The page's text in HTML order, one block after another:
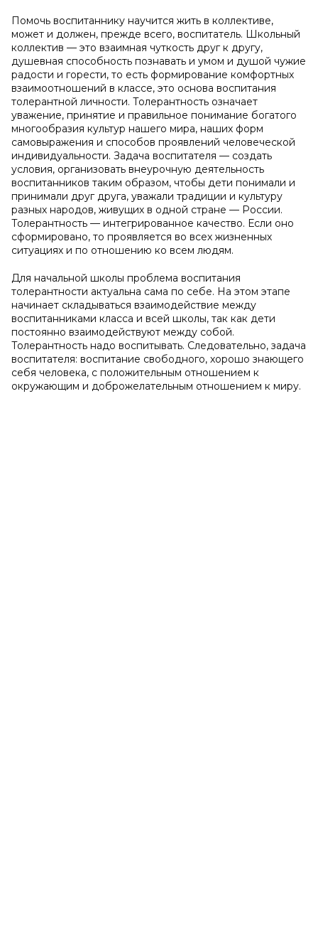
Помочь воспитаннику научится жить в коллективе,
может и должен, прежде всего, воспитатель. Школьный
коллектив — это взаимная чуткость друг к другу,
душевная способность познавать и умом и душой чужие
радости и горести, то есть формирование комфортных
взаимоотношений в классе, это основа воспитания
толерантной личности. Толерантность означает
уважение, принятие и правильное понимание богатого
многообразия культур нашего мира, наших форм
самовыражения и способов проявлений человеческой
индивидуальности. Задача воспитателя — создать
условия, организовать внеурочную деятельность
воспитанников таким образом, чтобы дети понимали и
принимали друг друга, уважали традиции и культуру
разных народов, живущих в одной стране — России.
Толерантность — интегрированное качество. Если оно
сформировано, то проявляется во всех жизненных
ситуациях и по отношению ко всем людям.
Для начальной школы проблема воспитания
толерантности актуальна сама по себе. На этом этапе
начинает складываться взаимодействие между
воспитанниками класса и всей школы, так как дети
постоянно взаимодействуют между собой.
Толерантность надо воспитывать. Следовательно, задача
воспитателя: воспитание свободного, хорошо знающего
себя человека, с положительным отношением к
окружающим и доброжелательным отношением к миру.